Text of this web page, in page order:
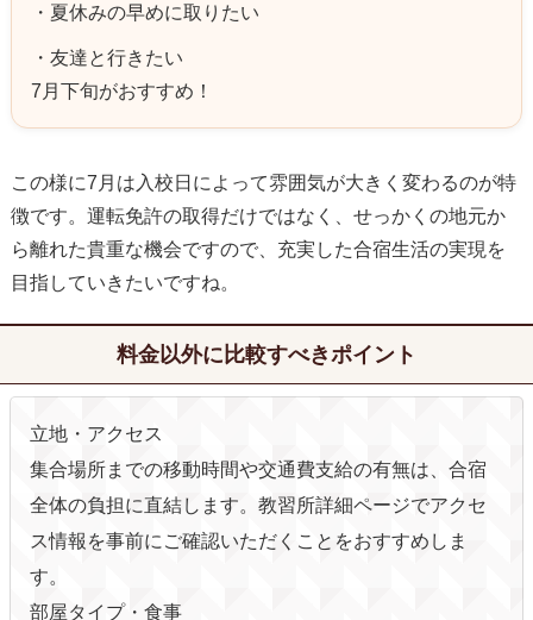
夏休みの早めに取りたい
友達と行きたい
7月下旬がおすすめ！
この様に7月は入校日によって雰囲気が大きく変わるのが特
徴です。運転免許の取得だけではなく、せっかくの地元か
ら離れた貴重な機会ですので、充実した合宿生活の実現を
目指していきたいですね。
料金以外に比較すべきポイント
立地・アクセス
集合場所までの移動時間や交通費支給の有無は、合宿
全体の負担に直結します。教習所詳細ページでアクセ
ス情報を事前にご確認いただくことをおすすめしま
す。
部屋タイプ・食事